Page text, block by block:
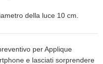
della luce 10 cm.
per Applique
e lasciati sorprendere